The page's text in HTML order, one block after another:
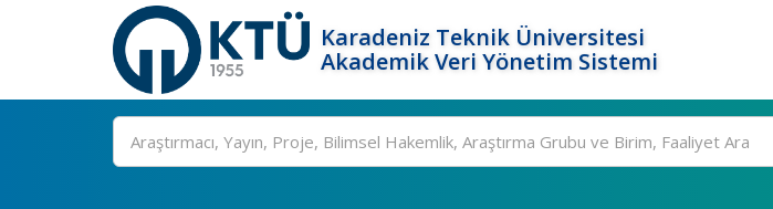
Karadeniz Teknik Üniversitesi
Akademik Veri Yönetim Sistemi
Ara